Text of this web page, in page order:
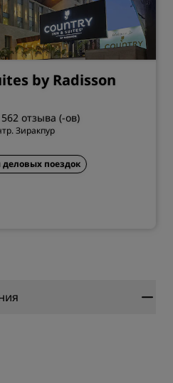
by Radisson
отзыва (-ов)
Зиракпур
поездок